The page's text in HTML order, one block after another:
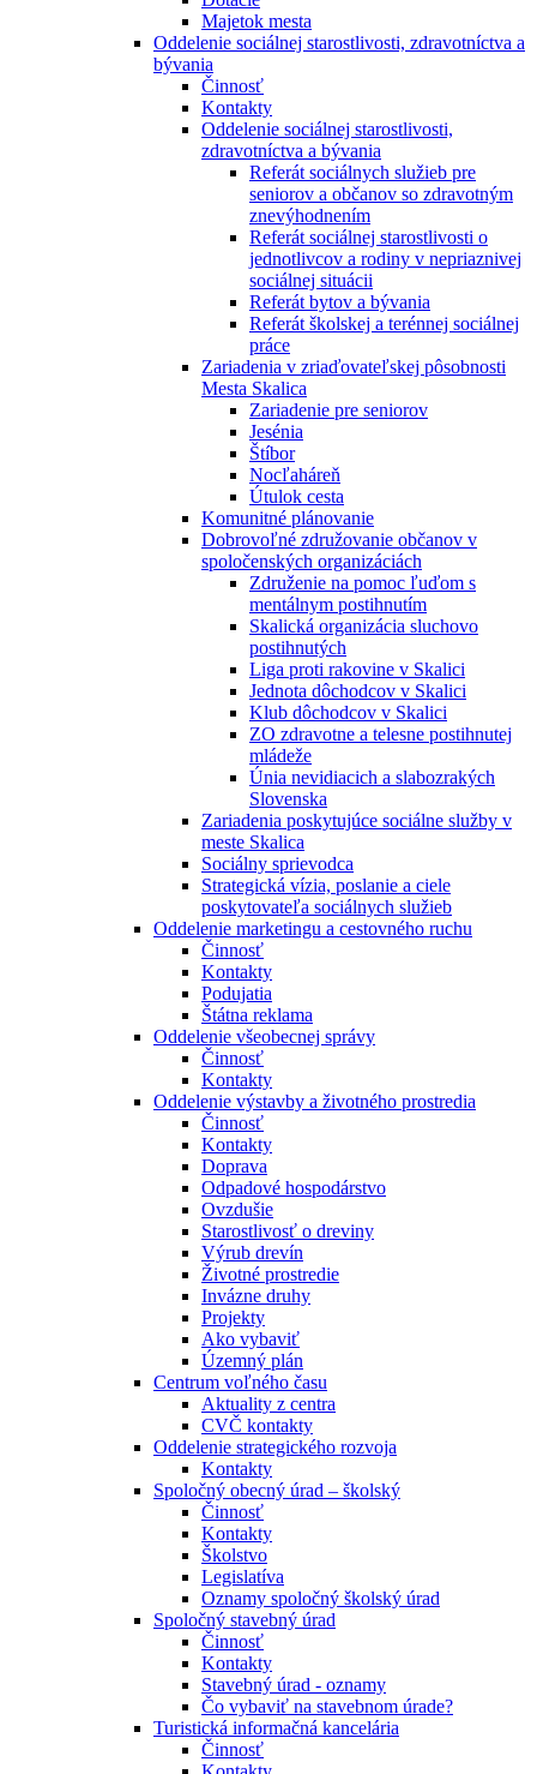
Majetok mesta
Oddelenie sociálnej starostlivosti, zdravotníctva a
bývania
Činnosť
Kontakty
Oddelenie sociálnej starostlivosti,
zdravotníctva a bývania
Referát sociálnych služieb pre
seniorov a občanov so zdravotným
znevýhodnením
Referát sociálnej starostlivosti o
jednotlivcov a rodiny v nepriaznivej
sociálnej situácii
Referát bytov a bývania
Referát školskej a terénnej sociálnej
práce
Zariadenia v zriaďovateľskej pôsobnosti
Mesta Skalica
Zariadenie pre seniorov
Jesénia
Štíbor
Nocľaháreň
Útulok cesta
Komunitné plánovanie
Dobrovoľné združovanie občanov v
spoločenských organizáciách
Združenie na pomoc ľuďom s
mentálnym postihnutím
Skalická organizácia sluchovo
postihnutých
Liga proti rakovine v Skalici
Jednota dôchodcov v Skalici
Klub dôchodcov v Skalici
ZO zdravotne a telesne postihnutej
mládeže
Únia nevidiacich a slabozrakých
Slovenska
Zariadenia poskytujúce sociálne služby v
meste Skalica
Sociálny sprievodca
Strategická vízia, poslanie a ciele
poskytovateľa sociálnych služieb
Oddelenie marketingu a cestovného ruchu
Činnosť
Kontakty
Podujatia
Štátna reklama
Oddelenie všeobecnej správy
Činnosť
Kontakty
Oddelenie výstavby a životného prostredia
Činnosť
Kontakty
Doprava
Odpadové hospodárstvo
Ovzdušie
Starostlivosť o dreviny
Výrub drevín
Životné prostredie
Invázne druhy
Projekty
Ako vybaviť
Územný plán
Centrum voľného času
Aktuality z centra
CVČ kontakty
Oddelenie strategického rozvoja
Kontakty
Spoločný obecný úrad – školský
Činnosť
Kontakty
Školstvo
Legislatíva
Oznamy spoločný školský úrad
Spoločný stavebný úrad
Činnosť
Kontakty
Stavebný úrad - oznamy
Čo vybaviť na stavebnom úrade?
Turistická informačná kancelária
Činnosť